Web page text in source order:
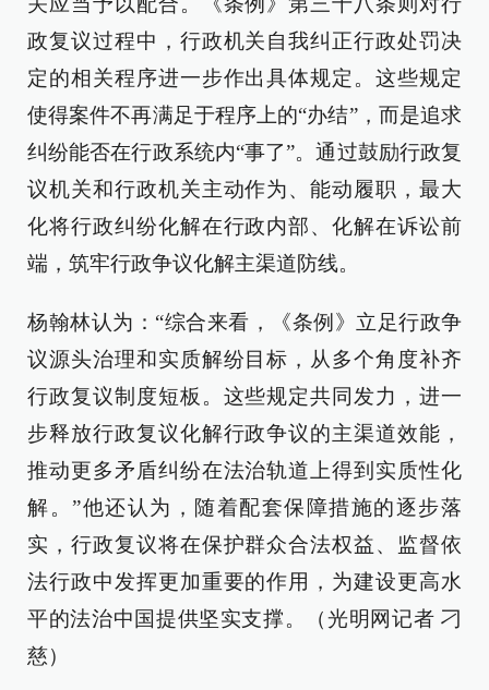
政复议过程中，行政机关自我纠正行政处罚决
定的相关程序进一步作出具体规定。这些规定
使得案件不再满足于程序上的“办结”，而是追求
纠纷能否在行政系统内“事了”。通过鼓励行政复
议机关和行政机关主动作为、能动履职，最大
化将行政纠纷化解在行政内部、化解在诉讼前
端，筑牢行政争议化解主渠道防线。
杨翰林认为：“综合来看，《条例》立足行政争
议源头治理和实质解纷目标，从多个角度补齐
行政复议制度短板。这些规定共同发力，进一
步释放行政复议化解行政争议的主渠道效能，
推动更多矛盾纠纷在法治轨道上得到实质性化
解。”他还认为，随着配套保障措施的逐步落
实，行政复议将在保护群众合法权益、监督依
法行政中发挥更加重要的作用，为建设更高水
平的法治中国提供坚实支撑。（光明网记者 刁
慈）